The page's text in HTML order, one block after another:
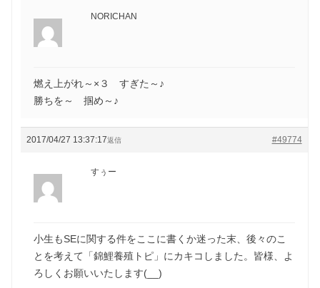
NORICHAN
燃え上がれ～×３ すぎた～♪
勝ちを～ 掴め～♪
2017/04/27 13:37:17 #49774
返信
すぅー
小生もSEに関する件をここに書くか迷った末、後々のこ
とを考えて「錦鯉養殖トピ」にカキコしました。皆様、よ
ろしくお願いいたします(__)